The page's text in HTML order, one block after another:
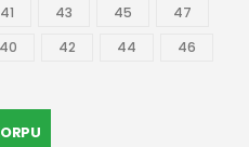
41 43 45
47
40 42 44 46